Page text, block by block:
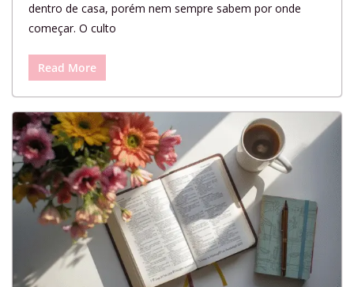
dentro de casa, porém nem sempre sabem por onde
começar. O culto
Read More